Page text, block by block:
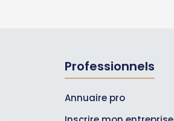
Professionnels
Annuaire pro